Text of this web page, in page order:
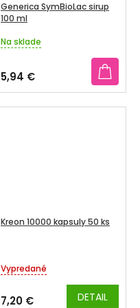
Generica SymBioLac sirup
100 ml
Priemerné
produktu
je
3,8
z
Na sklade
5,94 €
Kreon 10000 kapsuly 50 ks
Vypredané
7,20 € DETAIL